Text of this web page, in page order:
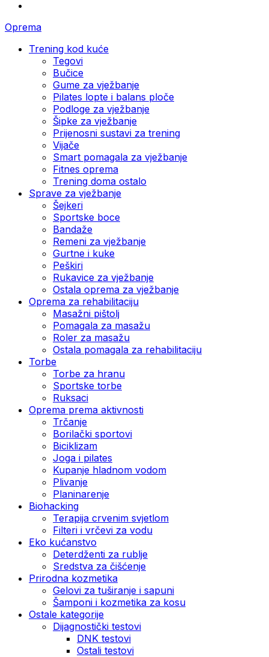
Oprema
Trening kod kuće
Tegovi
Bučice
Gume za vježbanje
Pilates lopte i balans ploče
Podloge za vježbanje
Šipke za vježbanje
Prijenosni sustavi za trening
Vijače
Smart pomagala za vježbanje
Fitnes oprema
Trening doma ostalo
Sprave za vježbanje
Šejkeri
Sportske boce
Bandaže
Remeni za vježbanje
Gurtne i kuke
Peškiri
Rukavice za vježbanje
Ostala oprema za vježbanje
Oprema za rehabilitaciju
Masažni pištolj
Pomagala za masažu
Roler za masažu
Ostala pomagala za rehabilitaciju
Torbe
Torbe za hranu
Sportske torbe
Ruksaci
Oprema prema aktivnosti
Trčanje
Borilački sportovi
Biciklizam
Joga i pilates
Kupanje hladnom vodom
Plivanje
Planinarenje
Biohacking
Terapija crvenim svjetlom
Filteri i vrčevi za vodu
Eko kućanstvo
Deterdženti za rublje
Sredstva za čišćenje
Prirodna kozmetika
Gelovi za tuširanje i sapuni
Šamponi i kozmetika za kosu
Ostale kategorije
Dijagnostički testovi
DNK testovi
Ostali testovi